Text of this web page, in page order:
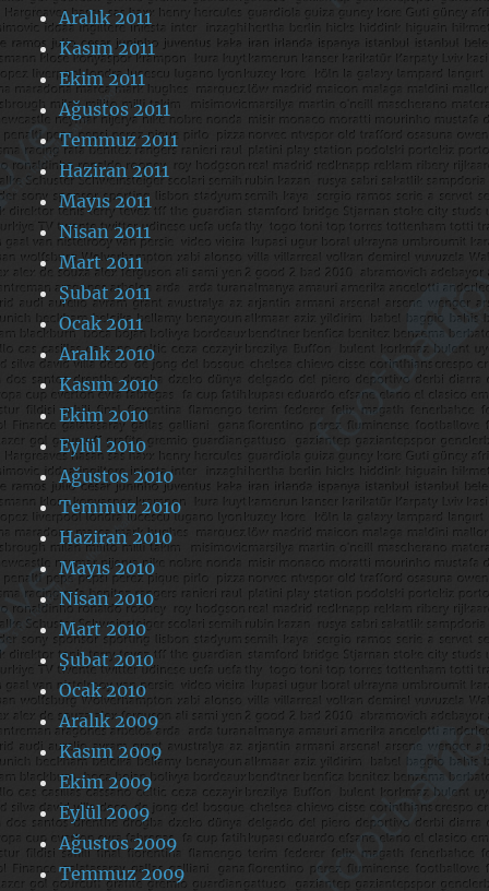
Aralık 2011
Kasım 2011
Ekim 2011
Ağustos 2011
Temmuz 2011
Haziran 2011
Mayıs 2011
Nisan 2011
Mart 2011
Şubat 2011
Ocak 2011
Aralık 2010
Kasım 2010
Ekim 2010
Eylül 2010
Ağustos 2010
Temmuz 2010
Haziran 2010
Mayıs 2010
Nisan 2010
Mart 2010
Şubat 2010
Ocak 2010
Aralık 2009
Kasım 2009
Ekim 2009
Eylül 2009
Ağustos 2009
Temmuz 2009